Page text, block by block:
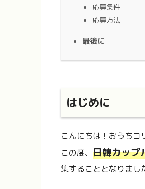
応募条件
応募方法
最後に
はじめに
こんにちは！おうちコ
この度、 日韓カップ
集することとなりまし